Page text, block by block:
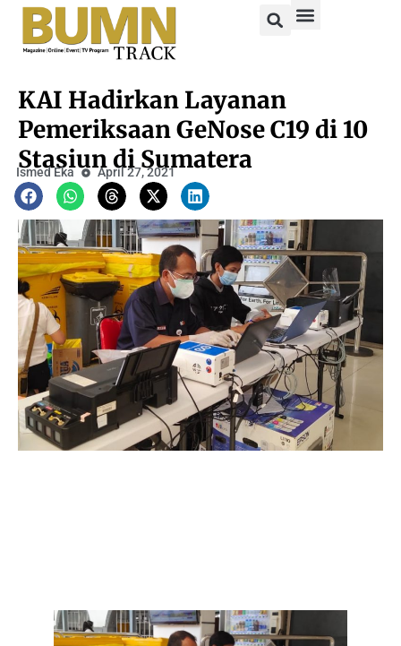
KAI Hadirkan Layanan
Pemeriksaan GeNose C19 di 10
Stasiun di Sumatera
Ismed Eka April 27, 2021